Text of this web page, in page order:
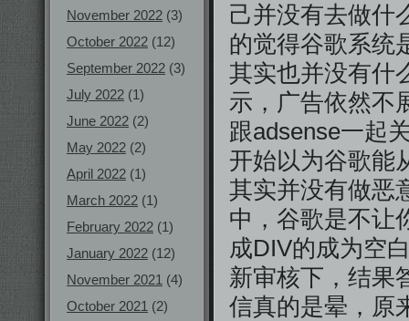
November 2022 (3)
October 2022 (12)
September 2022 (3)
July 2022 (1)
June 2022 (2)
May 2022 (2)
April 2022 (1)
March 2022 (1)
February 2022 (1)
January 2022 (12)
November 2021 (4)
October 2021 (2)
己并没有去做什
的觉得谷歌系统
其实也并没有什
示，广告依然不
跟adsense一起
开始以为谷歌能
其实并没有做恶
中，谷歌是不让
成DIV的成为空
新审核下，结果
信真的是晕，原